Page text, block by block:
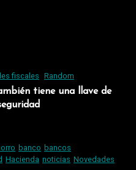
fiscales Random
tiene una llave de
banco bancos
Hacienda noticias Novedades